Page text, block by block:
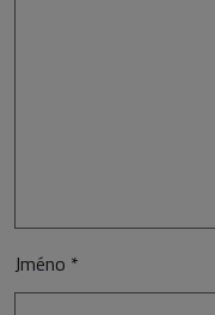
Jméno *